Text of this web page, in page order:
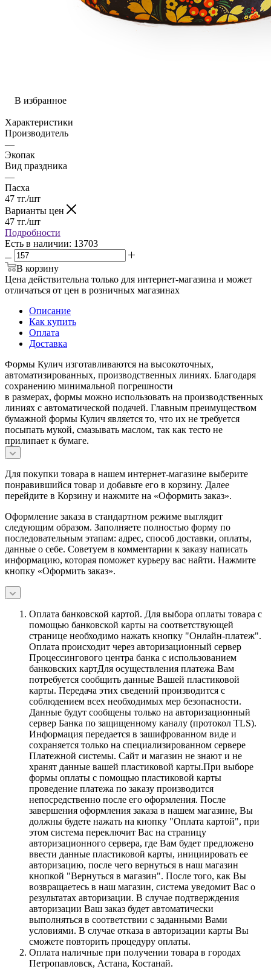
В избранное
Характеристики
Производитель
—
Экопак
Вид праздника
—
Пасха
47 тг./шт
Варианты цен
47 тг./шт
Подробности
Есть в наличии: 13703
В корзину
Цена действительна только для интернет-магазина и может
отличаться от цен в розничных магазинах
Описание
Как купить
Оплата
Доставка
Формы Кулич изготавливаются на высокоточных,
автоматизированных, производственных линиях. Благодаря
сохранению минимальной погрешности
в размерах, формы можно использовать на производственных
линиях с автоматической подачей. Главным преимуществом
бумажной формы Кулич является то, что их не требуется
посыпать мукой, смазывать маслом, так как тесто не
прилипает к бумаге.
Для покупки товара в нашем интернет-магазине выберите
понравившийся товар и добавьте его в корзину. Далее
перейдите в Корзину и нажмите на «Оформить заказ».
Оформление заказа в стандартном режиме выглядит
следующим образом. Заполняете полностью форму по
последовательным этапам: адрес, способ доставки, оплаты,
данные о себе. Советуем в комментарии к заказу написать
информацию, которая поможет курьеру вас найти. Нажмите
кнопку «Оформить заказ».
Оплата банковской картой. Для выбора оплаты товара с
помощью банковской карты на соответствующей
странице необходимо нажать кнопку "Онлайн-платеж".
Оплата происходит через авторизационный сервер
Процессингового центра банка с использованием
банковских картДля осуществления платежа Вам
потребуется сообщить данные Вашей пластиковой
карты. Передача этих сведений производится с
соблюдением всех необходимых мер безопасности.
Данные будут сообщены только на авторизационный
сервер Банка по защищенному каналу (протокол TLS).
Информация передается в зашифрованном виде и
сохраняется только на специализированном сервере
Платежной системы. Сайт и магазин не знают и не
хранят данные вашей пластиковой карты.При выборе
формы оплаты с помощью пластиковой карты
проведение платежа по заказу производится
непосредственно после его оформления. После
завершения оформления заказа в нашем магазине, Вы
должны будете нажать на кнопку "Оплата картой", при
этом система переключит Вас на страницу
авторизационного сервера, где Вам будет предложено
ввести данные пластиковой карты, инициировать ее
авторизацию, после чего вернуться в наш магазин
кнопкой "Вернуться в магазин". После того, как Вы
возвращаетесь в наш магазин, система уведомит Вас о
результатах авторизации. В случае подтверждения
авторизации Ваш заказ будет автоматически
выполняться в соответствии с заданными Вами
условиями. В случае отказа в авторизации карты Вы
сможете повторить процедуру оплаты.
Оплата наличные при получении товара в городах
Петропавловск, Астана, Костанай.